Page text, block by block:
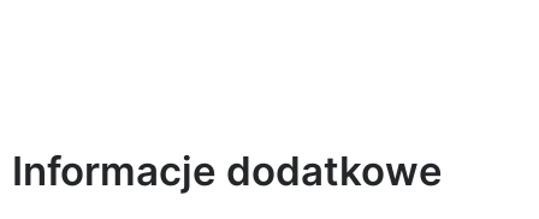
Informacje dodatkowe